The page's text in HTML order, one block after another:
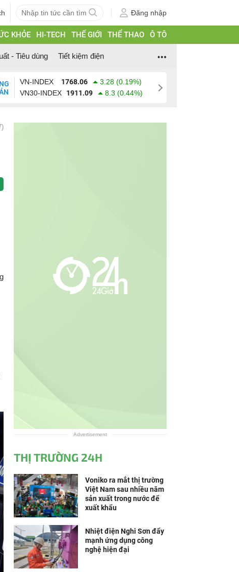
Đăng nhập
KHỎE HI-TECH THẾ GIỚI THỂ THAO Ô TÔ
- Tiêu dùng Tiết kiệm điện
VN-INDEX 1768.06
3.28 (0.19%)
VN30-INDEX
1911.09 8.3 (0.44%)
Advertisement
THỊ TRƯỜNG 24H
Voniko ra mắt thị trường
Việt Nam sau nhiều năm
sản xuất trong nước để
xuất khẩu
Nhiệt điện Nghi Sơn đẩy
mạnh ứng dụng công
nghệ hiện đại